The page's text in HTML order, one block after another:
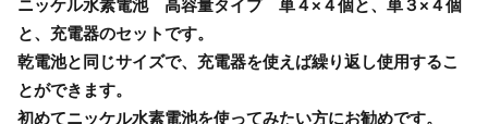
ニッケル水素電池 高容量タイプ 単４×４個と、単３×４個
と、充電器のセットです。
乾電池と同じサイズで、充電器を使えば繰り返し使用するこ
とができます。
初めてニッケル水素電池を使ってみたい方にお勧めです。